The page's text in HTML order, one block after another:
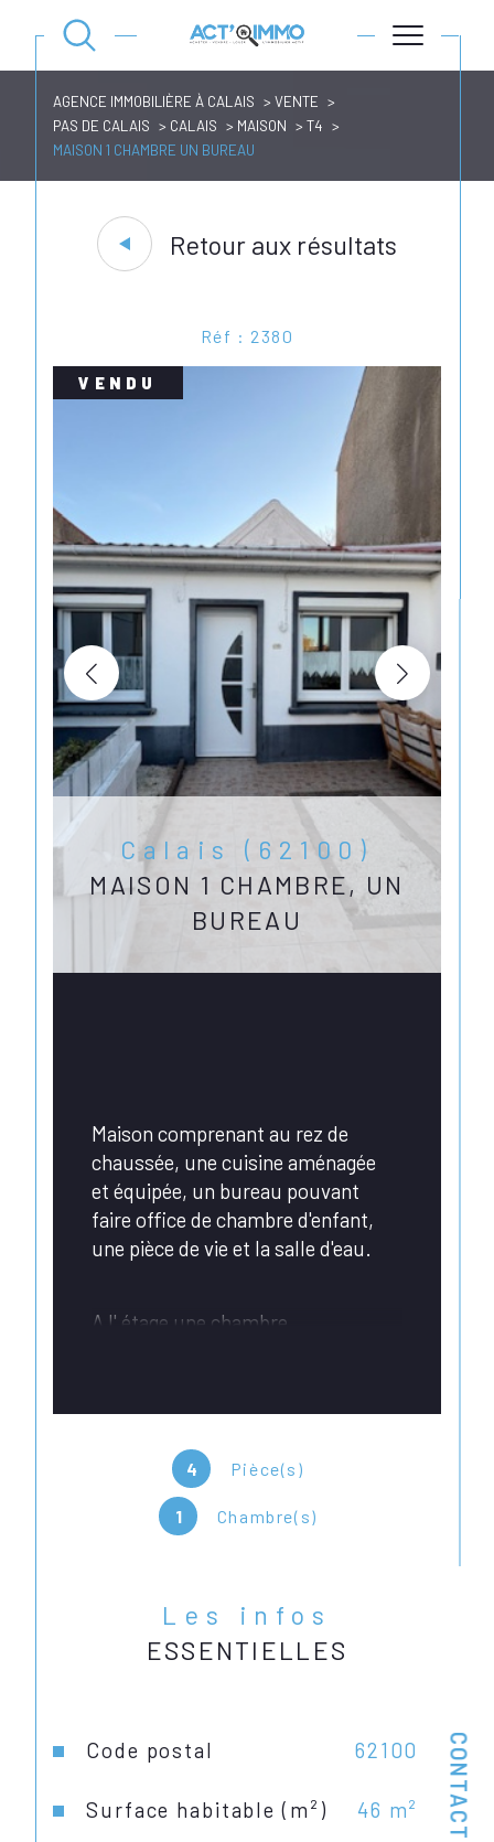
CONTACT
AGENCE IMMOBILIÈRE À CALAIS
VENTE
PAS DE CALAIS
CALAIS MAISON
T4
MAISON 1 CHAMBRE UN BUREAU
Retour aux résultats
Réf : 2380
VENDU
Calais (62100)
MAISON 1 CHAMBRE, UN
BUREAU
4 Pièce(s)
1 Chambre(s)
Les infos
ESSENTIELLES
Caractéristiques Valeurs
Code postal 62100
Surface habitable (m²) 46 m²
Maison comprenant au rez de
chaussée, une cuisine aménagée
et équipée, un bureau pouvant
faire office de chambre d'enfant,
une pièce de vie et la salle d'eau.
A l' étage une chambre.